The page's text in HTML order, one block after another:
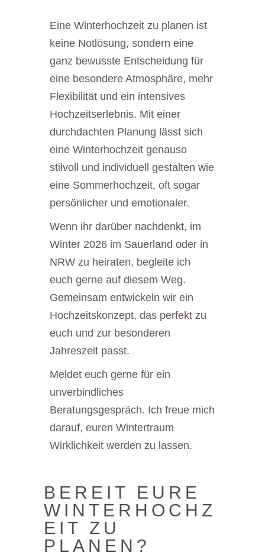
Eine Winterhochzeit zu planen ist
keine Notlösung, sondern eine
ganz bewusste Entscheidung für
eine besondere Atmosphäre, mehr
Flexibilität und ein intensives
Hochzeitserlebnis. Mit einer
durchdachten Planung lässt sich
eine Winterhochzeit genauso
stilvoll und individuell gestalten wie
eine Sommerhochzeit, oft sogar
persönlicher und emotionaler.
Wenn ihr darüber nachdenkt, im
Winter 2026 im Sauerland oder in
NRW zu heiraten, begleite ich
euch gerne auf diesem Weg.
Gemeinsam entwickeln wir ein
Hochzeitskonzept, das perfekt zu
euch und zur besonderen
Jahreszeit passt.
Meldet euch gerne für ein
unverbindliches
Beratungsgespräch. Ich freue mich
darauf, euren Wintertraum
Wirklichkeit werden zu lassen.
BEREIT EURE
WINTERHOCHZ
EIT ZU
PLANEN?